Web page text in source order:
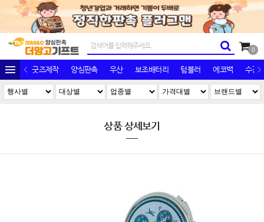
0
굿즈제작 양심판촉 우산 보조배터리 텀블러 에코백 수건/
상품 상세보기